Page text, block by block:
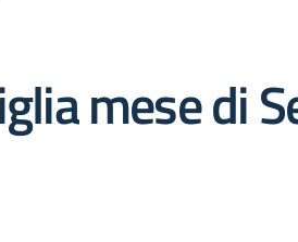
mese di